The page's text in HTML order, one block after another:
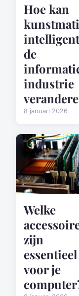
Hoe kan
de
industrie
8 januari 2026
Welke
zijn
essentieel
voor je